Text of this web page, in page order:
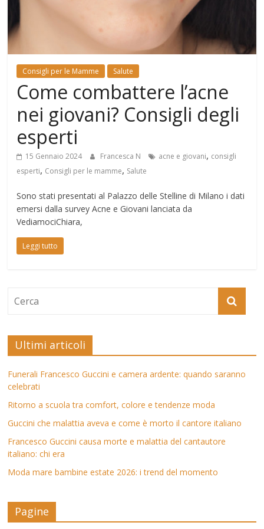
Mondo
Consigli per le Mamme Salute
Come combattere l’acne
nei giovani? Consigli degli
esperti
15 Gennaio 2024 Francesca N acne e giovani, consigli
esperti, Consigli per le mamme, Salute
Sono stati presentati al Palazzo delle Stelline di Milano i dati
emersi dalla survey Acne e Giovani lanciata da
VediamociChiara,
Leggi tutto
Ultimi articoli
Funerali Francesco Guccini e camera ardente: quando saranno
celebrati
Ritorno a scuola tra comfort, colore e tendenze moda
Guccini che malattia aveva e come è morto il cantore italiano
Francesco Guccini causa morte e malattia del cantautore
italiano: chi era
Moda mare bambine estate 2026: i trend del momento
Pagine